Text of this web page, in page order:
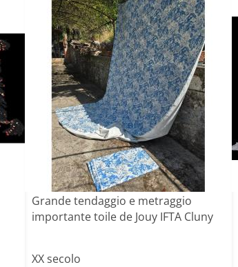
Grande tendaggio e metraggio
importante toile de Jouy IFTA Cluny
XX secolo